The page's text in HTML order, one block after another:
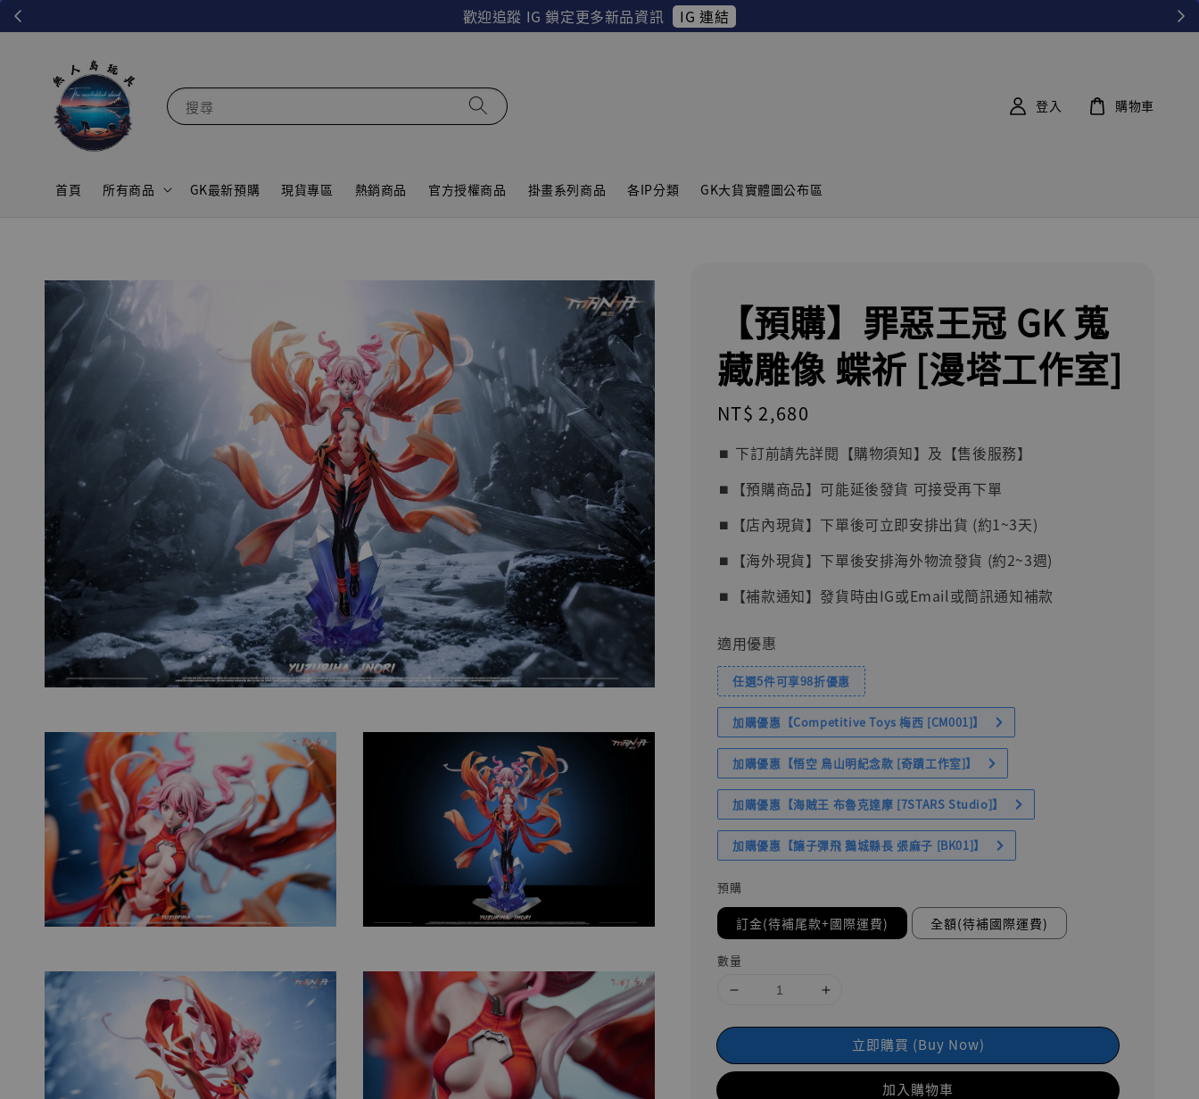
歡迎追蹤 IG 鎖定更多新品資訊 IG 連結
搜尋
首頁 所有商品 GK最新預購 現貨專區 熱銷商品 官方授權商品 掛畫系列商品 各IP分類 GK大貨實體圖公布區
登入 購物車
【預購】罪惡王冠 GK 蒐
藏雕像 蝶祈 [漫塔工作室]
Regular
price
NT$ 2,680
⏹︎ 下訂前請先詳閱【購物須知】及【售後服務】
⏹︎【預購商品】可能延後發貨 可接受再下單
⏹︎【店內現貨】下單後可立即安排出貨 (約1~3天)
⏹︎【海外現貨】下單後安排海外物流發貨 (約2~3週)
⏹︎【補款通知】發貨時由IG或Email或簡訊通知補款
適用優惠
任選5件可享98折優惠
加購優惠【Competitive Toys 梅西 [CM001]】
加購優惠【悟空 鳥山明紀念款 [奇蹟工作室]】
加購優惠【海賊王 布魯克達摩 [7STARS Studio]】
加購優惠【讓子彈飛 鵝城縣長 張麻子 [BK01]】
預購
訂金(待補尾款+國際運費) 全額(待補國際運費)
數量
立即購買 (Buy Now)
加入購物車